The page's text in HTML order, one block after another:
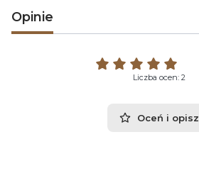
Opinie
Liczba ocen: 2
Oceń i opisz